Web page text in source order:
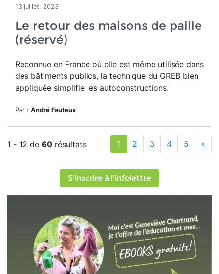
13 juillet, 2023
Le retour des maisons de paille
(réservé)
Reconnue en France où elle est même utilisée dans
des bâtiments publics, la technique du GREB bien
appliquée simplifie les autoconstructions.
Par : André Fauteux
1 - 12 de 60 résultats 1 2 3 4 5 »
S'inscrire à l'infolettre